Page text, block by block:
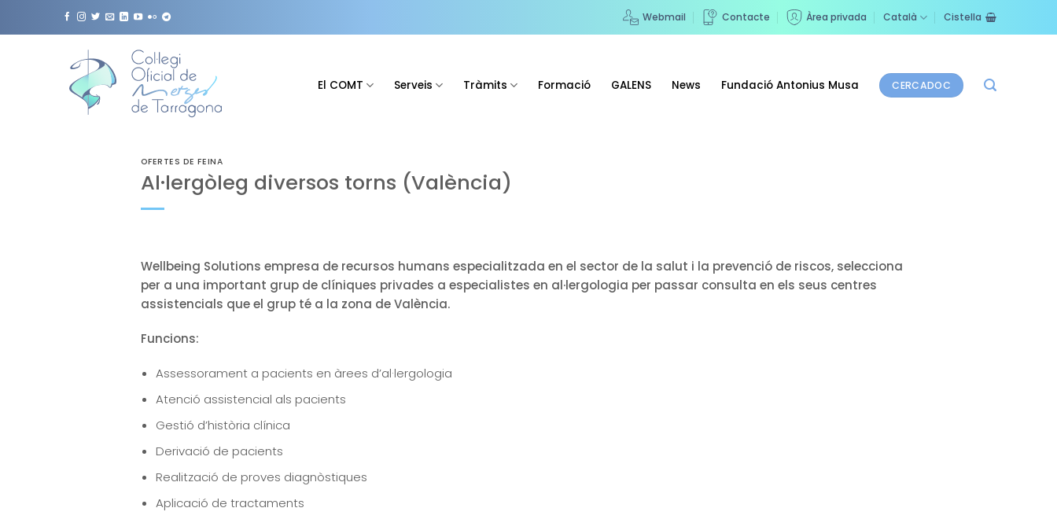
Webmail Contacte Àrea privada Català Cistella
El COMT Serveis Tràmits Formació GALENS News Fundació Antonius Musa CERCADOC
OFERTES DE FEINA
Al·lergòleg diversos torns (València)
Wellbeing Solutions empresa de recursos humans especialitzada en el sector de la salut i la prevenció de riscos, selecciona
per a una important grup de clíniques privades a especialistes en al·lergologia per passar consulta en els seus centres
assistencials que el grup té a la zona de València.
Funcions:
Assessorament a pacients en àrees d’al·lergologia
Atenció assistencial als pacients
Gestió d’història clínica
Derivació de pacients
Realització de proves diagnòstiques
Aplicació de tractaments